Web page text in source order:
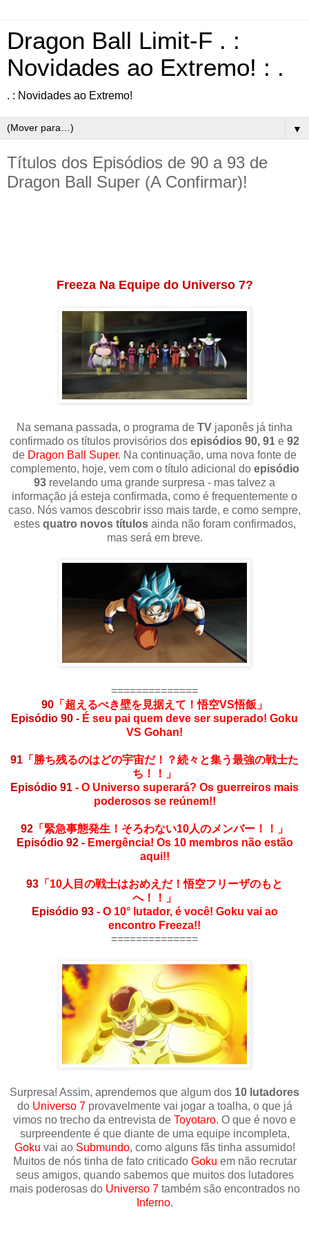
Dragon Ball Limit-F . :
Novidades ao Extremo! : .
. : Novidades ao Extremo!
▼
Títulos dos Episódios de 90 a 93 de
Dragon Ball Super (A Confirmar)!
Freeza Na Equipe do Universo 7?
Na semana passada, o programa de TV japonês já tinha
confirmado os títulos provisórios dos episódios 90, 91 e 92
de Dragon Ball Super. Na continuação, uma nova fonte de
complemento, hoje, vem com o título adicional do episódio
93 revelando uma grande surpresa - mas talvez a
informação já esteja confirmada, como é frequentemente o
caso. Nós vamos descobrir isso mais tarde, e como sempre,
estes quatro novos títulosainda não foram confirmados,
mas será em breve.
==============
90 「超えるべき壁を見据えて！悟空VS悟飯」
Episódio 90 - É seu pai quem deve ser superado! Goku
VS Gohan!
91 「勝ち残るのはどの宇宙だ！？続々と集う最強の戦士た
ち！！」
Episódio 91 - O Universo superará? Os guerreiros mais
poderosos se reúnem!!
92 「緊急事態発生！そろわない10人のメンバー！！」
Episódio 92 - Emergência! Os 10 membros não estão
aqui!!
93 「10人目の戦士はおめえだ！悟空フリーザのもと
へ！！」
Episódio 93 - O 10° lutador, é você! Goku vai ao
encontro Freeza!!
==============
Surpresa! Assim, aprendemos que algum dos 10 lutadores
doUniverso 7provavelmente vai jogar a toalha, o que já
vimos no trecho da entrevista de Toyotaro. O que é novo e
surpreendente é que diante de uma equipe incompleta,
Goku vai ao Submundo, como alguns fãs tinha assumido!
Muitos de nós tinha de fato criticado Goku em não recrutar
seus amigos, quando sabemos que muitos dos lutadores
mais poderosas do Universo 7também são encontrados no
Inferno.